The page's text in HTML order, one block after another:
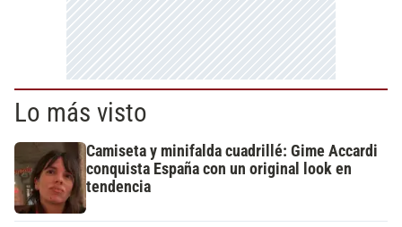
Lo más visto
Camiseta y minifalda cuadrillé: Gime Accardi
conquista España con un original look en
tendencia